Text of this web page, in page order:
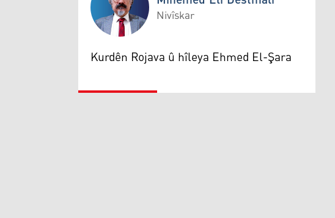
Mihemed Eli Destmalî
Nivîskar
Kurdên Rojava û hîleya Ehmed El-Şara